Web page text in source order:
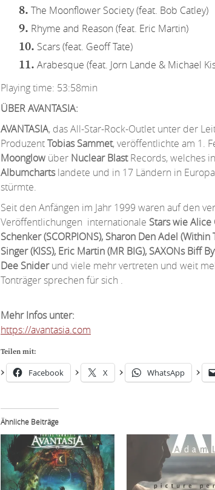
The Moonflower Society (feat. Bob Catley)
Rhyme and Reason (feat. Eric Martin)
Scars (feat. Geoff Tate)
Arabesque (feat. Jorn Lande & Michael
Playing time: 53:58min
ÜBER AVANTASIA:
AVANTASIA, das All-Star-Rock-Outlet unter der
ProduzentTobias Sammet, veröffentlichte am 1.
Moonglow über Nuclear BlastRecords, welches
Albumchartslandete und in 17 Ländern in
stürmte.
Seit den Anfängen im Jahr 1999 waren auf den
Veröffentlichungen internationale Stars wie
Schenker (SCORPIONS), Sharon Den Adel
Singer (KISS), Eric Martin (MR BIG), SAXONs Biff
Dee Sniderund viele mehr vertreten und weit
Tonträger sprechen für sich .
Mehr Infos unter:
https://avantasia.com
Teilen mit:
Facebook X WhatsApp
Ähnliche Beiträge